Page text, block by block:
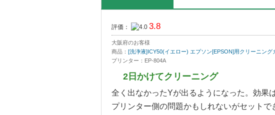
評価： 3.8
大阪府のお客様
商品： [洗浄液]ICY50(イエロー) エプソン[EPSON]用クリーニング
プリンター：EP-804A
2日かけてクリーニング
全く出なかったYが出るようになった。効果
プリンター側の問題かもしれないがセット